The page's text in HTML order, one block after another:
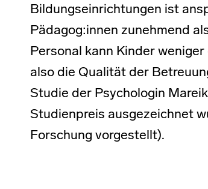
Bildungseinrichtungen ist
Pädagog:innen zunehmend
Personal kann Kinder
also die Qualität der
Studie der Psychologin
Studienpreis ausgezeichnet
Forschung vorgestellt).